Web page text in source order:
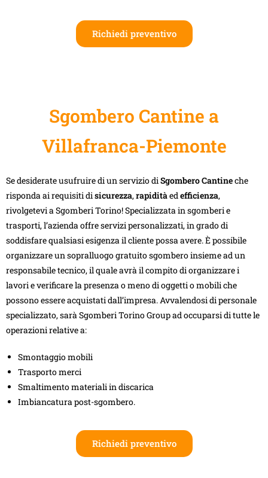
Richiedi preventivo
Sgombero Cantine a
Villafranca-Piemonte
Se desiderate usufruire di un servizio di Sgombero Cantineche
risponda ai requisiti di sicurezza, rapidità ed efficienza,
rivolgetevi a Sgomberi Torino! Specializzata in sgomberi e
trasporti, l’azienda offre servizi personalizzati, in grado di
soddisfare qualsiasi esigenza il cliente possa avere. È possibile
organizzare un sopralluogo gratuito sgombero insieme ad un
responsabile tecnico, il quale avrà il compito di organizzare i
lavori e verificare la presenza o meno di oggetti o mobili che
possono essere acquistati dall’impresa. Avvalendosi di personale
specializzato, sarà Sgomberi Torino Group ad occuparsi di tutte le
operazioni relative a:
Smontaggio mobili
Trasporto merci
Smaltimento materiali in discarica
Imbiancatura post-sgombero.
Richiedi preventivo